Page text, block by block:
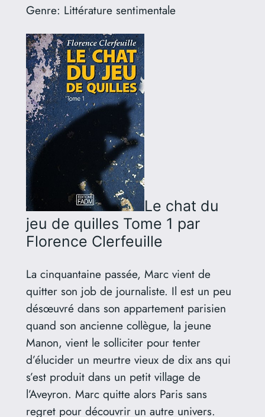
Genre: Littérature sentimentale
Le chat du
jeu de quilles Tome 1 par
Florence Clerfeuille
La cinquantaine passée, Marc vient de
quitter son job de journaliste. Il est un peu
désœuvré dans son appartement parisien
quand son ancienne collègue, la jeune
Manon, vient le solliciter pour tenter
d’élucider un meurtre vieux de dix ans qui
s’est produit dans un petit village de
l’Aveyron. Marc quitte alors Paris sans
regret pour découvrir un autre univers.